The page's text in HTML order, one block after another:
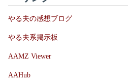
やる夫の感想ブログ
やる夫系掲示板
AAMZ Viewer
AAHub